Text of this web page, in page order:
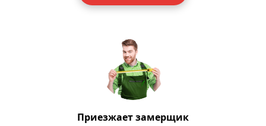
Приезжает замерщик